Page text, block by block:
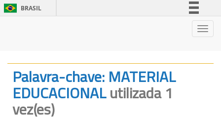
BRASIL
Legislação
Canais
Palavra-chave: MATERIAL
EDUCACIONALutilizada 1
vez(es)